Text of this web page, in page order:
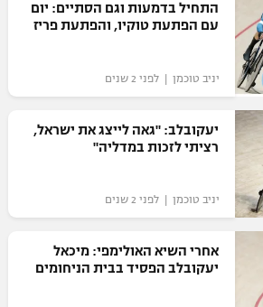
1
לבית עסק
התחיל בדמעות וגם הסתיים: יום
עם הפתעת טוקיו, והפתעת פריז
יניב טוכמן | לפני 2 שנים
יעקובלב: "גאה לייצג את ישראל,
רציתי לזכות במדליה"
יניב טוכמן | לפני 2 שנים
אחרי השיא האולימפי: מיכאל
יעקובלב הפסיד בבית הניחומים